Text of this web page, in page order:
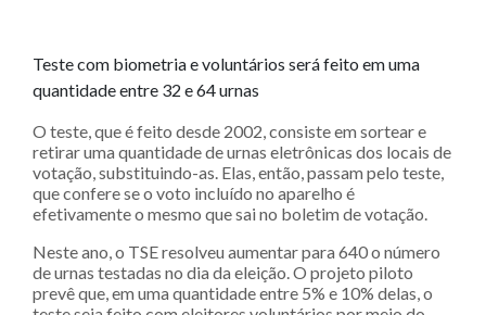
Teste com biometria e voluntários será feito em uma
quantidade entre 32 e 64 urnas
O teste, que é feito desde 2002, consiste em sortear e
retirar uma quantidade de urnas eletrônicas dos locais de
votação, substituindo-as. Elas, então, passam pelo teste,
que confere se o voto incluído no aparelho é
efetivamente o mesmo que sai no boletim de votação.
Neste ano, o TSE resolveu aumentar para 640 o número
de urnas testadas no dia da eleição. O projeto piloto
prevê que, em uma quantidade entre 5% e 10% delas, o